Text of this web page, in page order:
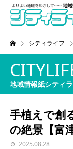
シティライフ
地域情報紙シティ
手植えで創
の絶景【富
2025.08.28